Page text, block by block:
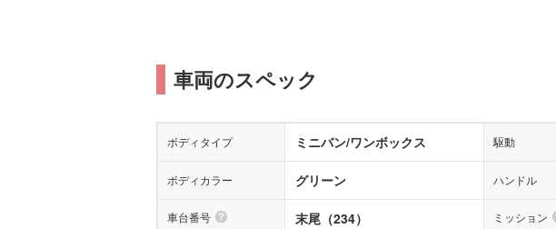
車両のスペック
ボディタイプ ミニバン/ワンボックス 駆動
ボディカラー グリーン ハンドル
車台番号 末尾（234） ミッション